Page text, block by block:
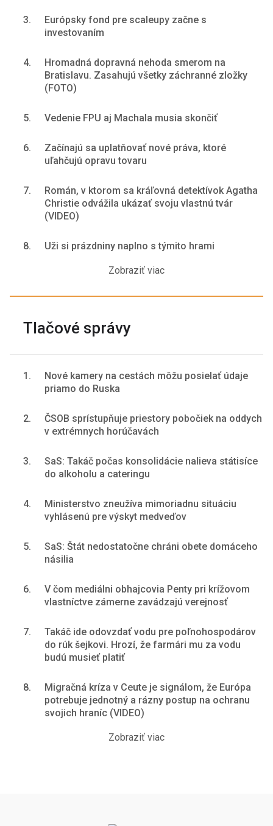
3.
Európsky fond pre scaleupy začne s
investovaním
4.
Hromadná dopravná nehoda smerom na
Bratislavu. Zasahujú všetky záchranné zložky
(FOTO)
5. Vedenie FPU aj Machala musia skončiť
6.
Začínajú sa uplatňovať nové práva, ktoré
uľahčujú opravu tovaru
7.
Román, v ktorom sa kráľovná detektívok Agatha
Christie odvážila ukázať svoju vlastnú tvár
(VIDEO)
8. Uži si prázdniny naplno s týmito hrami
Zobraziť viac
Tlačové správy
1.
Nové kamery na cestách môžu posielať údaje
priamo do Ruska
2.
ČSOB sprístupňuje priestory pobočiek na oddych
v extrémnych horúčavách
3.
SaS: Takáč počas konsolidácie nalieva státisíce
do alkoholu a cateringu
4.
Ministerstvo zneužíva mimoriadnu situáciu
vyhlásenú pre výskyt medveďov
5.
SaS: Štát nedostatočne chráni obete domáceho
násilia
6.
V čom mediálni obhajcovia Penty pri krížovom
vlastníctve zámerne zavádzajú verejnosť
7.
Takáč ide odovzdať vodu pre poľnohospodárov
do rúk šejkovi. Hrozí, že farmári mu za vodu
budú musieť platiť
8.
Migračná kríza v Ceute je signálom, že Európa
potrebuje jednotný a rázny postup na ochranu
svojich hraníc (VIDEO)
Zobraziť viac